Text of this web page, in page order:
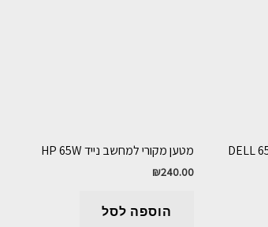
מטען מקורי למחשב נייד HP 65W
₪240.00
הוספה לסל